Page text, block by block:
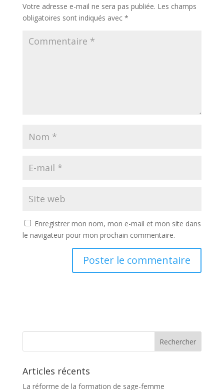
Votre adresse e-mail ne sera pas publiée. Les champs
obligatoires sont indiqués avec *
Enregistrer mon nom, mon e-mail et mon site dans
le navigateur pour mon prochain commentaire.
Articles récents
La réforme de la formation de sage-femme